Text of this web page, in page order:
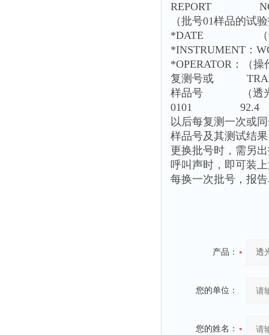
REPORT NO
（批号01样品的试
*DATE （试
*INSTRUMENT：
*OPERATOR：（操
复测号或
样品号 （透
0101
以后每复测一次或
样品号及其测试结
更换批号时，需另
呼叫声时，即可装
每换一次批号，报
产品：
您的单位：
您的姓名：